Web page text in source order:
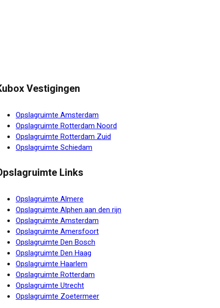
Vestigingen
Opslagruimte Amsterdam
Opslagruimte Rotterdam Noord
Opslagruimte Rotterdam Zuid
Opslagruimte Schiedam
Links
Opslagruimte Almere
Opslagruimte Alphen aan den rijn
Opslagruimte Amsterdam
Opslagruimte Amersfoort
Opslagruimte Den Bosch
Opslagruimte Den Haag
Opslagruimte Haarlem
Opslagruimte Rotterdam
Opslagruimte Utrecht
Opslagruimte Zoetermeer